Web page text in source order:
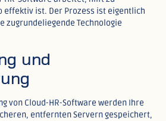
effektiv ist. Der Prozess ist eigentlich
zugrundeliegende Technologie
und
von Cloud-HR-Software werden Ihre
entfernten Servern gespeichert,